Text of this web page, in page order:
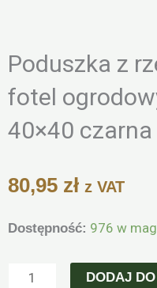
Poduszka z
fotel
40×40
80,95 zł z VAT
Dostępność: 976 w
ilość
DODAJ